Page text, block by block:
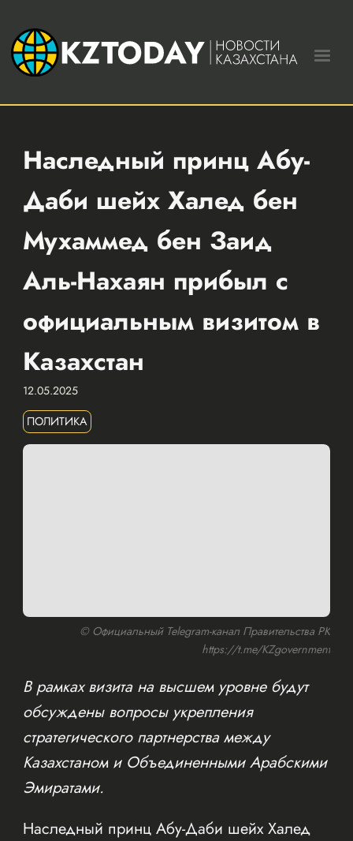
Наследный принц Абу-
Даби шейх Халед бен
Мухаммед бен Заид
Аль-Нахаян прибыл с
официальным визитом в
Казахстан
12.05.2025
ПОЛИТИКА
© Официальный Telegram-канал Правительства РК
https://t.me/KZgovernment
В рамках визита на высшем уровне будут
обсуждены вопросы укрепления
стратегического партнерства между
Казахстаном и Объединенными Арабскими
Эмиратами.
Наследный принц Абу-Даби шейх Халед